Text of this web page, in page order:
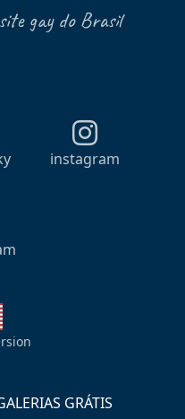
gay do Brasil
instagram
GRÁTIS